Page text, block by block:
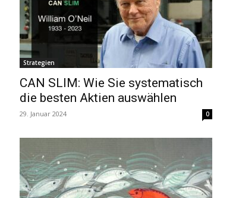
Strategien
CAN SLIM: Wie Sie systematisch
die besten Aktien auswählen
29. Januar 2024 0